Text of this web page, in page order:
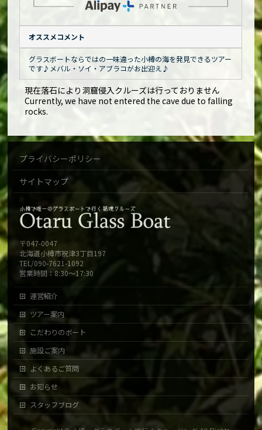
オススメコメント
グラスボートならではの一味違った小樽の海を発見できるツアー
です♪メバル・ソイ・アブラコがお出迎え♪
現在落石により洞窟侵入クルーズは行っておりません
Currently, we have not entered the cave due to falling
rocks.
プライバシーポリシー
サイトマップ
〒047-0047
北海道小樽市祝津3丁目197
TEL/090-7621-1092
営業時間：8:30～17:30
運営紹介
ツアー案内
こだわりのボート
施設ご案内
よくあるご質問
お知らせ
スタッフブログ